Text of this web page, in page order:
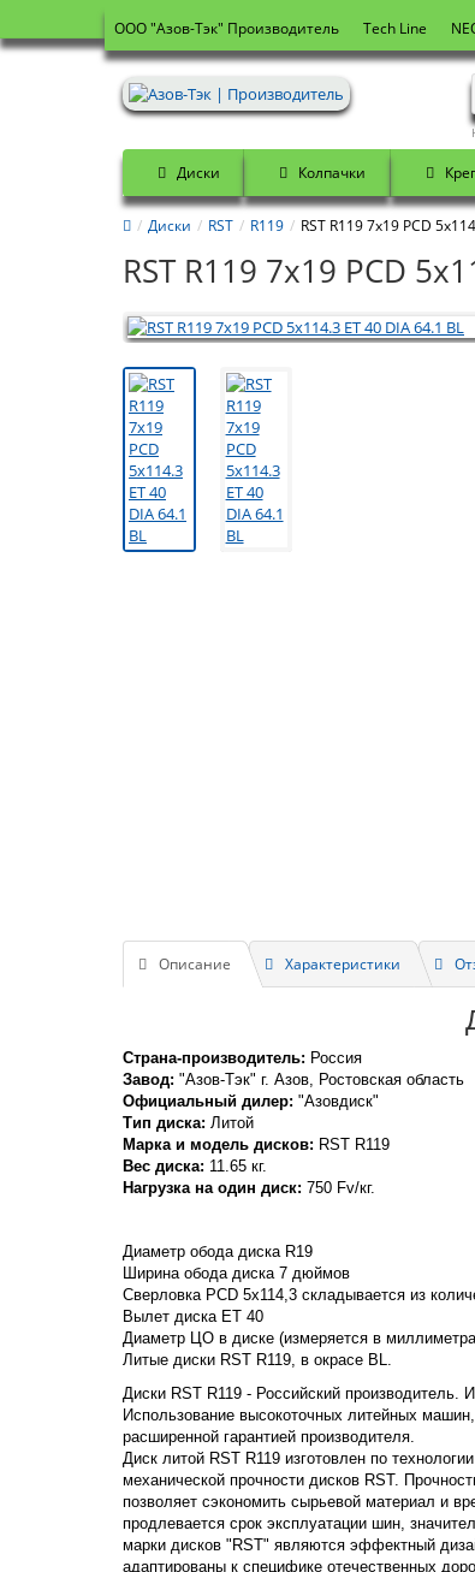
OOO "Азов-Тэк" Производитель Tech Line
Диски Колпачки
Диски RST R119 RST R119 7x19 PCD
RST R119 7x19 PCD
Описание Характеристики
Страна-производитель: Россия
Завод: "Азов-Тэк" г. Азов, Ростовская область
Официальный дилер: "Азовдиск"
Тип диска: Литой
Марка и модель дисков: RST R119
Вес диска: 11.65 кг.
Нагрузка на один диск: 750 Fv/кг.
Диаметр обода диска R19
Ширина обода диска 7 дюймов
Сверловка PCD 5x114,3 складывается из
Вылет диска ET 40
Диаметр ЦО в диске (измеряется в
Литые диски RST R119, в окрасе BL.
Диски RST R119 - Российский производитель.
Использование высокоточных литейных
расширенной гарантией производителя.
Диск литой RST R119 изготовлен по
механической прочности дисков RST.
позволяет сэкономить сырьевой материал и
продлевается срок эксплуатации шин,
марки дисков "RST" являются эффектный
адаптированы к специфике отечественных